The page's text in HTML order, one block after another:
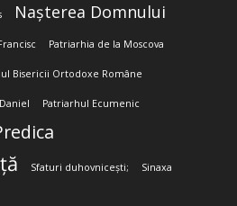
Nașterea Domnului
Patriarhia de la Moscova
Bisericii Ortodoxe Române
Patriarhul Ecumenic
Sfaturi duhovnicești; Sinaxa